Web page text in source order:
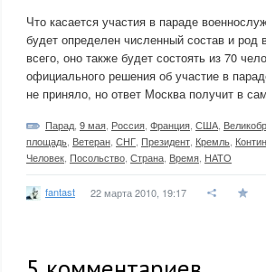
Что касается участия в параде
будет определен численный состав и
всего, оно также будет состоять из 70
официального решения об участие в
не приняло, но ответ Москва получит в
Парад 9 мая Россия Франция США
площадь Ветеран СНГ Президент Кремль
Человек Посольство Страна Время НАТО
fantast 22 марта 2010, 19:17